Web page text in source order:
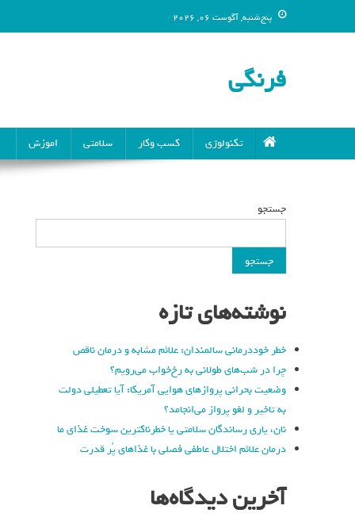
پنج‌شنبه, آگوست 06, 2026
فرنگی
تکنولوژی کسب وکار سلامتی اموزش
جستجو
جستجو
نوشته‌های تازه
خطر خوددرمانی سالمندان: علائم مشابه و درمان ناقص
چرا در شب‌های طولانی به رخ‌خواب می‌رویم؟
وضعیت بحرانی پروازهای هوایی آمریکا: آیا تعطیلی دولت
به تاخیر و لغو پرواز می‌انجامد؟
نان، یاری رساندگان سلامتی یا خطرناکترین سوخت غذای ما
درمان علائم اختلال عاطفی فصلی با غذاهای پُر قدرت
آخرین دیدگاه‌ها